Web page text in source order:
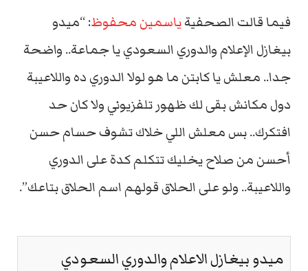
فيما قالت الصحفيةياسمين محفوظ: “ميدو
بيغازل الإعلام والدوري السعودي يا جماعة.. واضحة
جدا.. معلش يا كابتن ما هو لولا الدوري ده واللاعيبة
دول مكانش بقى لك ظهور تلفزيوني ولا كان حد
افتكرك.. بس معلش اللي خلاك تشوف حسام حسن
أحسن من صلاح يخليك تتكلم كدة على الدوري
واللاعيبة.. ولو على الحلاق قولهم اسم الحلاق بتاعك”.
ميدو بيغازل الاعلام والدوري السعودي